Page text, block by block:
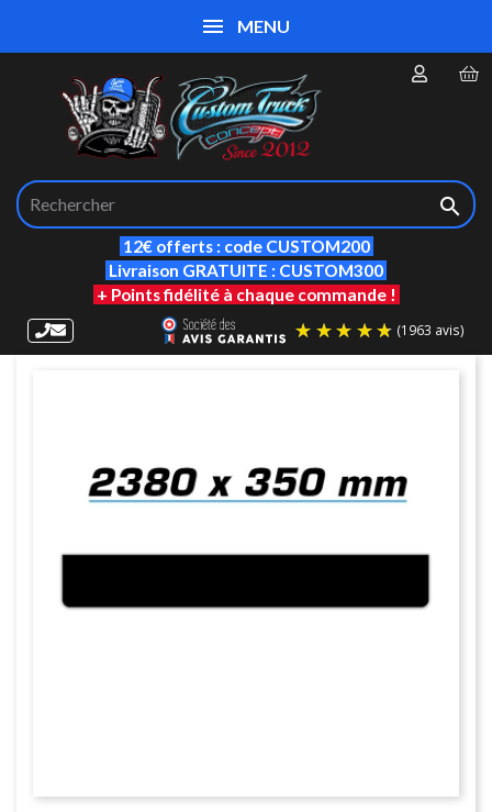

12€ offerts : code CUSTOM200
Livraison GRATUITE : CUSTOM300
+ Points fidélité à chaque commande !
MENU